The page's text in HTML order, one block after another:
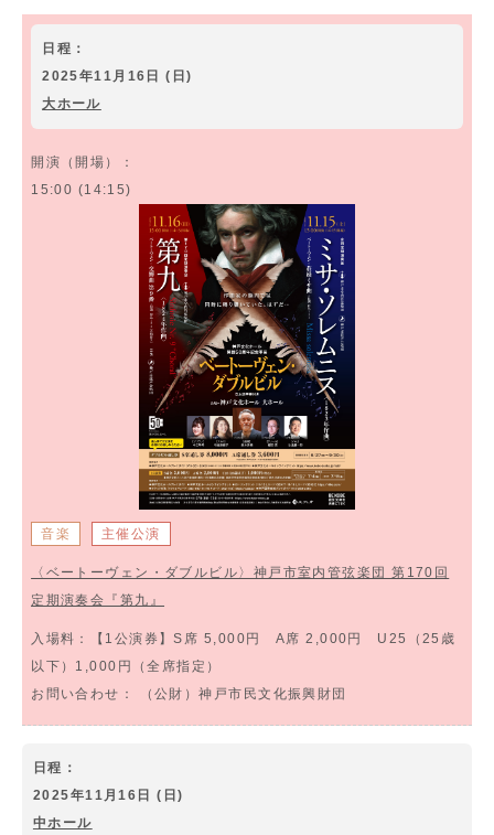
日程：
2025年11月16日 (日)
大ホール
開演（開場）：
15:00 (14:15)
音楽 主催公演
〈ベートーヴェン・ダブルビル〉神戸市室内管弦楽団 第170回
定期演奏会『第九』
入場料：
【1公演券】S席 5,000円 A席 2,000円 U25（25歳
以下）1,000円（全席指定）
お問い合わせ：
（公財）神戸市民文化振興財団
日程：
2025年11月16日 (日)
中ホール